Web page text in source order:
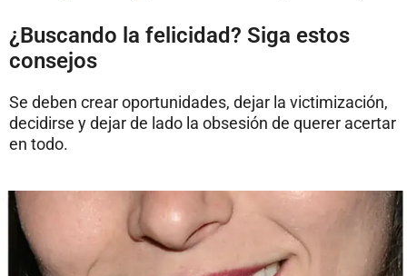
¿Buscando la felicidad? Siga estos
consejos
Se deben crear oportunidades, dejar la victimización,
decidirse y dejar de lado la obsesión de querer acertar
en todo.